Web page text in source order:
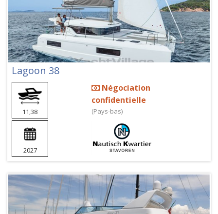
Lagoon 38
11,38
2027
Négociation
confidentielle
(Pays-bas)